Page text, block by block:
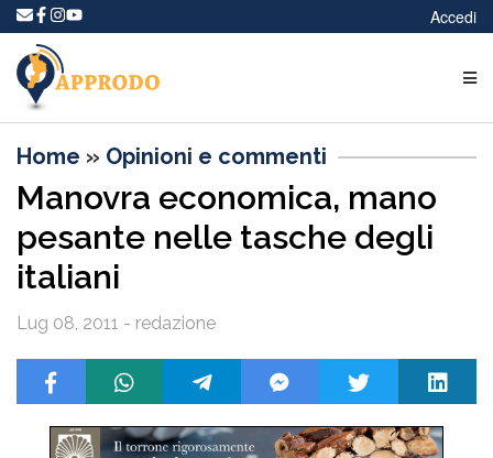
Accedi
Home » Opinioni e commenti
Manovra economica, mano
pesante nelle tasche degli
italiani
Lug 08, 2011 - redazione